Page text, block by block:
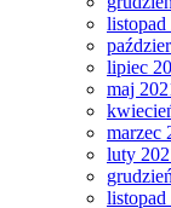
listopad
lipiec
maj
marzec
luty
listopad